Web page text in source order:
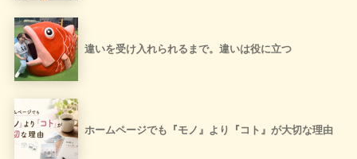
違いを受け入れられるまで。違いは役に立つ
ホームページでも『モノ』より『コト』が大切な理由